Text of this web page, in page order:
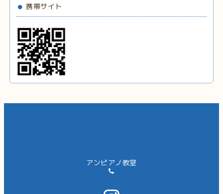
携帯サイト
アンピアノ教室